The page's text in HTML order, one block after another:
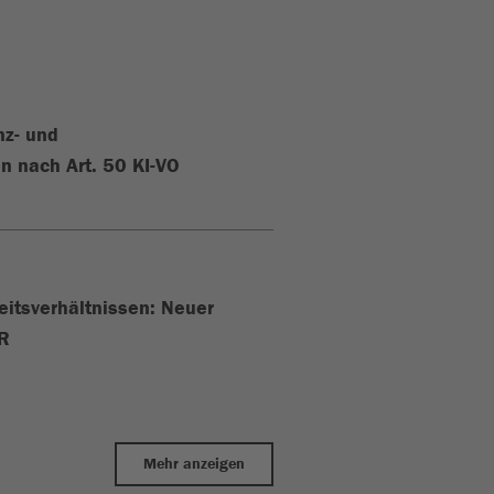
und
nach Art. 50 KI-VO
Neuer
Mehr anzeigen